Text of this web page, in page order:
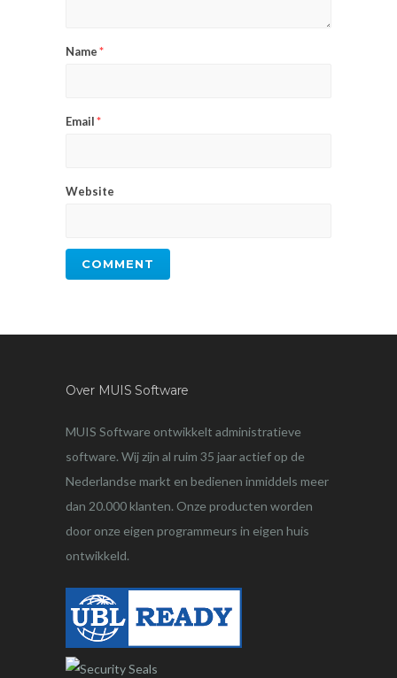
Name*
Email*
Website
Over MUIS Software
MUIS Software ontwikkelt administratieve
software. Wij zijn al ruim 35 jaar actief op de
Nederlandse markt en bedienen inmiddels meer
dan 20.000 klanten. Onze producten worden
door onze eigen programmeurs in eigen huis
ontwikkeld.